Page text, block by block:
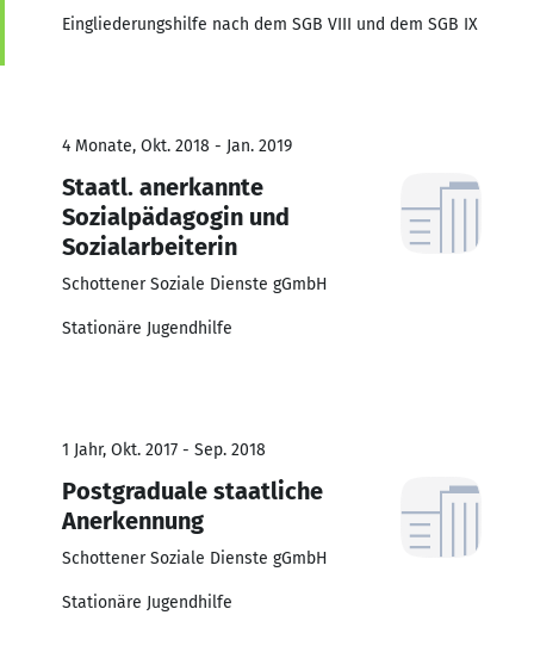
Eingliederungshilfe nach dem SGB VIII und dem SGB IX
4 Monate, Okt. 2018 - Jan. 2019
Staatl. anerkannte
Sozialpädagogin und
Sozialarbeiterin
Schottener Soziale Dienste gGmbH
Stationäre Jugendhilfe
1 Jahr, Okt. 2017 - Sep. 2018
Postgraduale staatliche
Anerkennung
Schottener Soziale Dienste gGmbH
Stationäre Jugendhilfe